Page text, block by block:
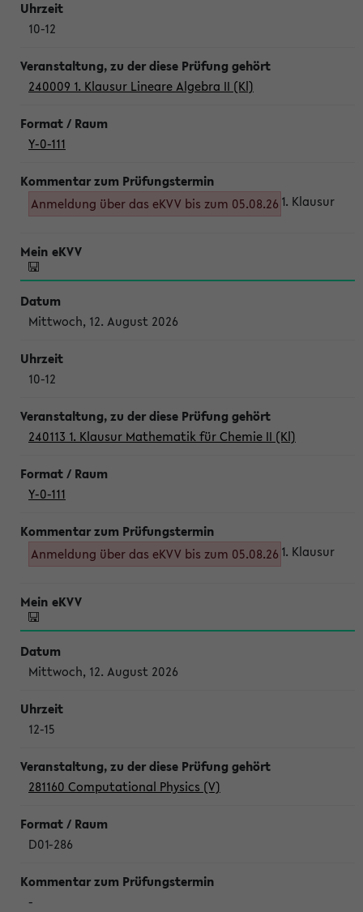
10-12
240009 1. Klausur Lineare Algebra II (Kl)
Y-0-111
Anmeldung über das eKVV bis zum 05.08.26 1. Klausur
Mittwoch, 12. August 2026
10-12
240113 1. Klausur Mathematik für Chemie II (Kl)
Y-0-111
Anmeldung über das eKVV bis zum 05.08.26 1. Klausur
Mittwoch, 12. August 2026
12-15
281160 Computational Physics (V)
D01-286
-